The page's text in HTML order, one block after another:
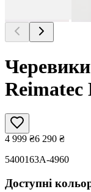
4 999 ₴6 290 ₴
5400163A-4960
Доступні